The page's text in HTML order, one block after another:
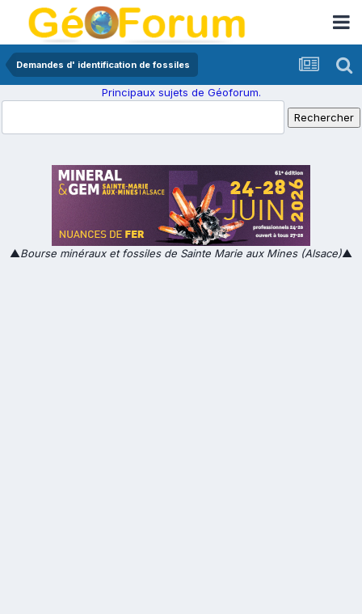
Demandes d' identification de fossiles
Principaux sujets de Géoforum.
▲Bourse minéraux et fossiles de Sainte Marie aux Mines (Alsace)▲